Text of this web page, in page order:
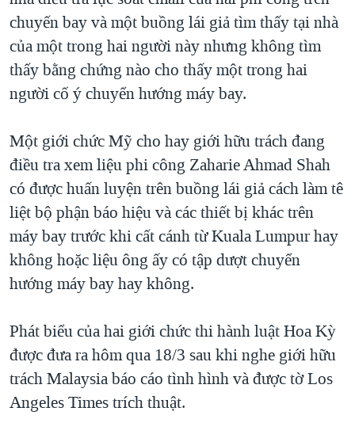
chuyến bay và một buồng lái giả tìm thấy tại nhà
của một trong hai người này nhưng không tìm
thấy bằng chứng nào cho thấy một trong hai
người cố ý chuyển hướng máy bay.
Một giới chức Mỹ cho hay giới hữu trách đang
điều tra xem liệu phi công Zaharie Ahmad Shah
có được huấn luyện trên buồng lái giả cách làm tê
liệt bộ phận báo hiệu và các thiết bị khác trên
máy bay trước khi cất cánh từ Kuala Lumpur hay
không hoặc liệu ông ấy có tập dượt chuyển
hướng máy bay hay không.
Phát biểu của hai giới chức thi hành luật Hoa Kỳ
được đưa ra hôm qua 18/3 sau khi nghe giới hữu
trách Malaysia báo cáo tình hình và được tờ Los
Angeles Times trích thuật.